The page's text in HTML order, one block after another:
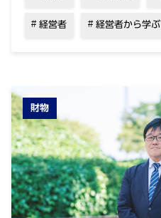
経営者 経営者から学ぶ
財物